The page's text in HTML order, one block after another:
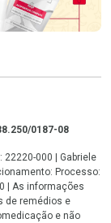
0187-08
22220-000 | Gabriele
Processo:
| As informações
de remédios e
e não